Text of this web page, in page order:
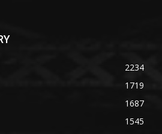
2234
1719
1687
1545